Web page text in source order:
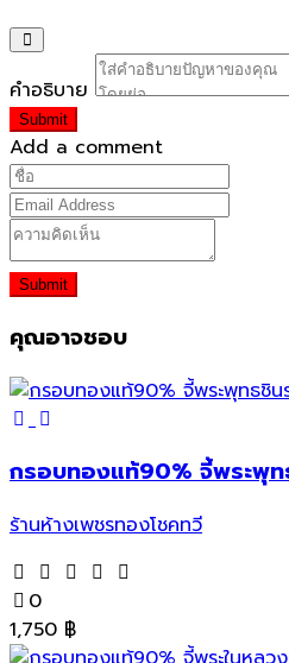
คำอธิบาย
Submit
Add a comment
Submit
คุณอาจชอบ
กรอบทองแท้90% จี้พระพุท
ร้านห้างเพชรทองโชคทวี
0
1,750 ฿